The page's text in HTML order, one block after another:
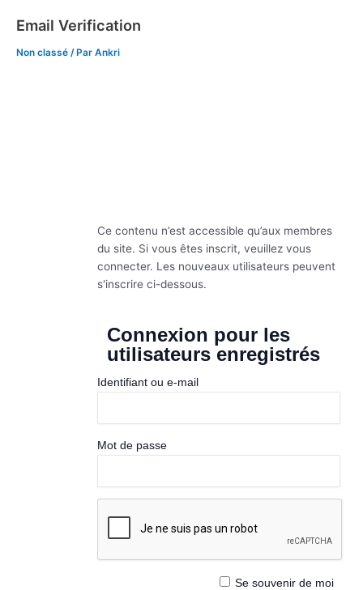
noterEmail Verification
Non classé / Par Ankri
Ce contenu n’est accessible qu’aux membres
du site. Si vous êtes inscrit, veuillez vous
connecter. Les nouveaux utilisateurs peuvent
s'inscrire ci-dessous.
Connexion pour les
utilisateurs enregistrés
Identifiant ou e-mail
Mot de passe
Se souvenir de moi